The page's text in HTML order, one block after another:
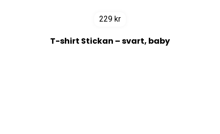
229 kr
T-shirt Stickan – svart, baby